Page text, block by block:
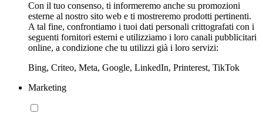
Con il tuo consenso, ti informeremo anche su promozioni
esterne al nostro sito web e ti mostreremo prodotti pertinenti.
A tal fine, confrontiamo i tuoi dati personali crittografati con i
seguenti fornitori esterni e utilizziamo i loro canali pubblicitari
online, a condizione che tu utilizzi già i loro servizi:
Bing, Criteo, Meta, Google, LinkedIn, Printerest, TikTok
Marketing